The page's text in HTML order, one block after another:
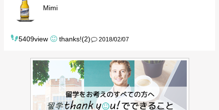
Mimi
5409view thanks!(2) 2018/02/07